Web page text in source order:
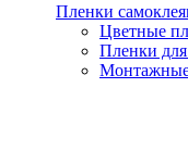
Пленки
Цветные
Пленки